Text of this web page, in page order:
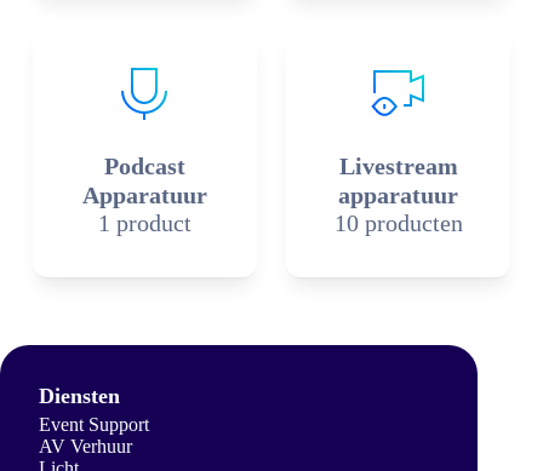
Podcast
Apparatuur
1 product
Livestream
apparatuur
10 producten
Diensten
Event Support
AV Verhuur